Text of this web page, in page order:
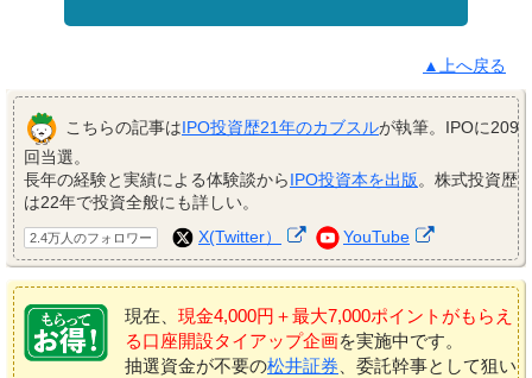
▲上へ戻る
こちらの記事はIPO投資歴21年のカブスルが執筆。IPOに209
回当選。
長年の経験と実績による体験談からIPO投資本を出版。株式投資歴
は22年で投資全般にも詳しい。
2.4万人のフォロワー X(Twitter） YouTube
現在、 現金4,000円＋最大7,000ポイントがもらえ
る口座開設タイアップ企画を実施中です。
抽選資金が不要の松井証券 、委託幹事として狙い